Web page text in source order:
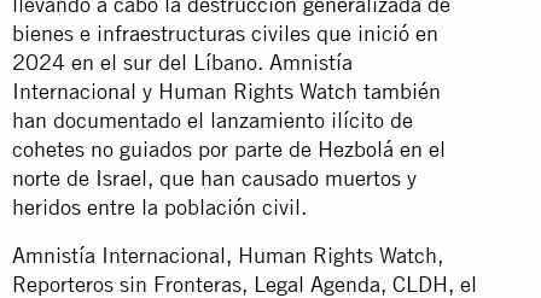
bienes e infraestructuras civiles que inició en
2024 en el sur del Líbano. Amnistía
Internacional y Human Rights Watch también
han documentado el lanzamiento ilícito de
cohetes no guiados por parte de Hezbolá en el
norte de Israel, que han causado muertos y
heridos entre la población civil.
Amnistía Internacional, Human Rights Watch,
Reporteros sin Fronteras, Legal Agenda, CLDH, el